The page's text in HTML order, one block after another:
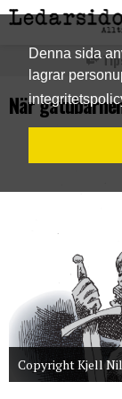
Denna sida
lagrar
När
Copyright Kjell